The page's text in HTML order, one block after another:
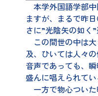
本学外国語学部中
ますが、まるで昨
さに”光陰矢の如く
この間世の中は
及、ひいては人々
音声であっても、
盛んに唱えられて
一方で物心つい